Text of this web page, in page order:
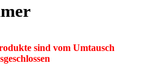
sind vom Umtausch